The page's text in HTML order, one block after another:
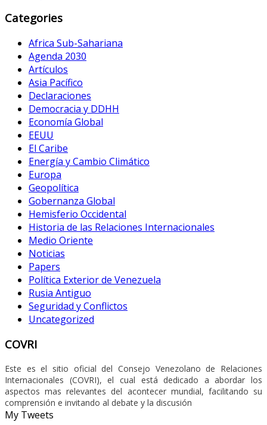
Categories
Africa Sub-Sahariana
Agenda 2030
Artículos
Asia Pacífico
Declaraciones
Democracia y DDHH
Economía Global
EEUU
El Caribe
Energía y Cambio Climático
Europa
Geopolítica
Gobernanza Global
Hemisferio Occidental
Historia de las Relaciones Internacionales
Medio Oriente
Noticias
Papers
Política Exterior de Venezuela
Rusia Antiguo
Seguridad y Conflictos
Uncategorized
COVRI
Este es el sitio oficial del Consejo Venezolano de Relaciones
Internacionales (COVRI), el cual está dedicado a abordar los
aspectos mas relevantes del acontecer mundial, facilitando su
comprensión e invitando al debate y la discusión
My Tweets